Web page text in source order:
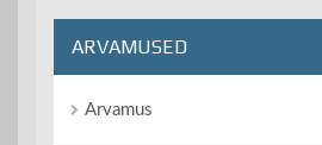
ARVAMUSED
Arvamus